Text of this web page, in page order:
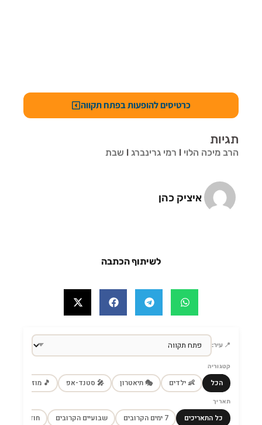
כרטיסים להופעות בפתח תקווה
תגיות
הרב מיכה הלוי רמי גרינברג שבת
איציק כהן
לשיתוף הכתבה
📍 עיר:
קטגוריה
הכל 👶 ילדים 🎭 תיאטרון 🎤 סטנד-אפ 🎵 מוזיקה
תאריך
כל התאריכים 7 ימים הקרובים שבועיים הקרובים חודש הקרוב